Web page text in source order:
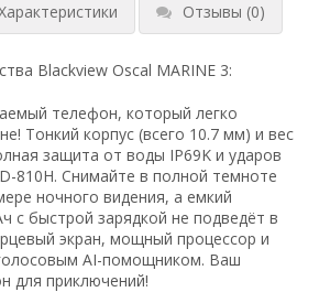
Отзывы (0)
Blackview Oscal MARINE 3:
телефон, который легко
Тонкий корпус (всего 10.7 мм) и вес
защита от воды IP69K и ударов
810H. Снимайте в полной темноте
ночного видения, а емкий
с быстрой зарядкой не подведёт в
экран, мощный процессор и
AI-помощником. Ваш
для приключений!